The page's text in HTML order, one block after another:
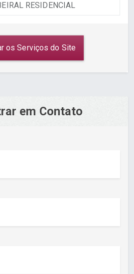
RESIDENCIAL
os Serviços do Site
em Contato